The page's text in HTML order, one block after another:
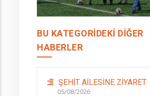
BU KATEGORIDEKI DIĞER
HABERLER
ŞEHİT AİLESİNE ZİYARET
05/08/2026